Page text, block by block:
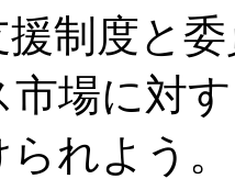
制度と
市場に対
れよう。